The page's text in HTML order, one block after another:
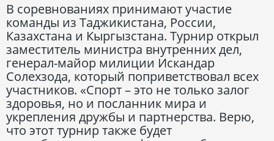
В соревнованиях принимают участие
команды из Таджикистана, России,
Казахстана и Кыргызстана. Турнир открыл
заместитель министра внутренних дел,
генерал-майор милиции Искандар
Солехзода, который поприветствовал всех
участников. «Спорт – это не только залог
здоровья, но и посланник мира и
укрепления дружбы и партнерства. Верю,
что этот турнир также будет